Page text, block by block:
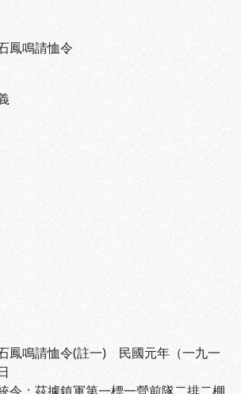
鳳鳴請恤令
鳳鳴請恤令(註一) 民國元年（一九一